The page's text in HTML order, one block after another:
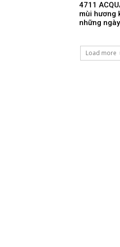
4711
mùi hương
những
Load more